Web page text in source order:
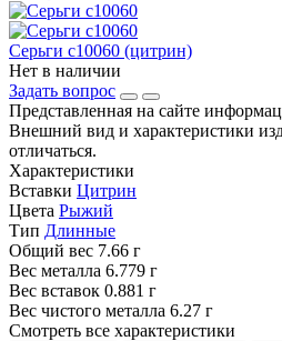
Серьги с10060 (цитрин)
Нет в наличии
Задать вопрос
Представленная на сайте
Внешний вид и характеристики
отличаться.
Характеристики
Вставки Цитрин
Цвета Рыжий
Тип Длинные
Общий вес 7.66 г
Вес металла 6.779 г
Вес вставок 0.881 г
Вес чистого металла 6.27 г
Смотреть все характеристики